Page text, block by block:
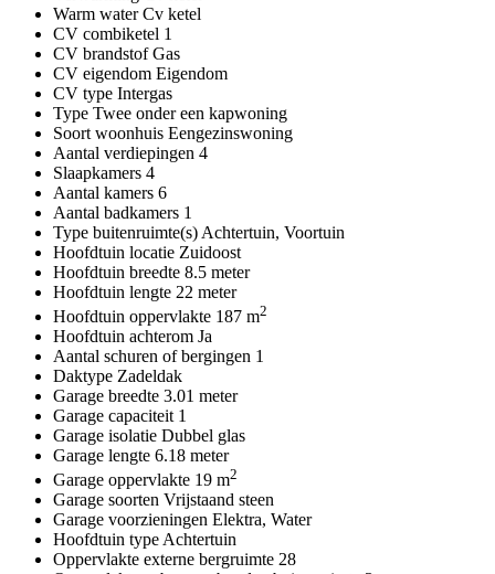
Warm water Cv ketel
CV combiketel 1
CV brandstof Gas
CV eigendom Eigendom
CV type Intergas
Type Twee onder een kapwoning
Soort woonhuis Eengezinswoning
Aantal verdiepingen 4
Slaapkamers 4
Aantal kamers 6
Aantal badkamers 1
Type buitenruimte(s) Achtertuin, Voortuin
Hoofdtuin locatie Zuidoost
Hoofdtuin breedte 8.5 meter
Hoofdtuin lengte 22 meter
Hoofdtuin oppervlakte 187 m2
Hoofdtuin achterom Ja
Aantal schuren of bergingen 1
Daktype Zadeldak
Garage breedte 3.01 meter
Garage capaciteit 1
Garage isolatie Dubbel glas
Garage lengte 6.18 meter
Garage oppervlakte 19 m2
Garage soorten Vrijstaand steen
Garage voorzieningen Elektra, Water
Hoofdtuin type Achtertuin
Oppervlakte externe bergruimte 28